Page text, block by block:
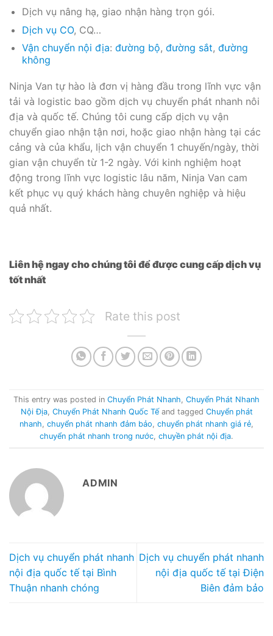
Dịch vụ nâng hạ, giao nhận hàng trọn gói.
Dịch vụ CO, CQ…
Vận chuyển nội địa: đường bộ, đường sắt, đường
không
Ninja Van tự hào là đơn vị hàng đầu trong lĩnh vực vận
tải và logistic bao gồm dịch vụ chuyển phát nhanh nôi
địa và quốc tế. Chúng tôi cung cấp dịch vụ vận
chuyển giao nhận tận nơi, hoặc giao nhận hàng tại các
cảng và của khẩu, lịch vận chuyển 1 chuyến/ngày, thời
gian vận chuyển từ 1-2 ngày. Với kinh nghiệm hoạt
động trong lĩnh vực logistic lâu năm, Ninja Van cam
kết phục vụ quý khách hàng chuyên nghiệp và hiệu
quả nhất.
Liên hệ ngay cho chúng tôi để được cung cấp dịch vụ
tốt nhất
Rate this post
This entry was posted in Chuyển Phát Nhanh, Chuyển Phát Nhanh
Nội Địa, Chuyển Phát Nhanh Quốc Tếand tagged Chuyển phát
nhanh, chuyển phát nhanh đảm bảo, chuyển phát nhanh giá rẻ,
chuyển phát nhanh trong nước, chuyền phát nội địa.
ADMIN
Dịch vụ chuyển phát nhanh
nội địa quốc tế tại Bình
Thuận nhanh chóng
Dịch vụ chuyển phát nhanh
nội địa quốc tế tại Điện
Biên đảm bảo